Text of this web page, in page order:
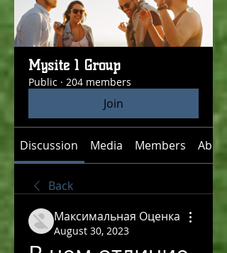
Mysite 1 Group
Public · 204 members
Join
Discussion Media Members About
Back
Максимальная Оценка
August 30, 2023